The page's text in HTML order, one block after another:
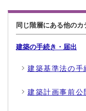
同じ階層にある他のカ
建築の手続き・届出
建築基準法の手
建築計画事前公